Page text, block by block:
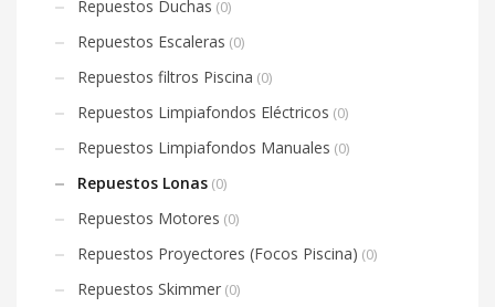
Repuestos Duchas (0)
Repuestos Escaleras (0)
Repuestos filtros Piscina (0)
Repuestos Limpiafondos Eléctricos (0)
Repuestos Limpiafondos Manuales (0)
Repuestos Lonas (0)
Repuestos Motores (0)
Repuestos Proyectores (Focos Piscina) (0)
Repuestos Skimmer (0)